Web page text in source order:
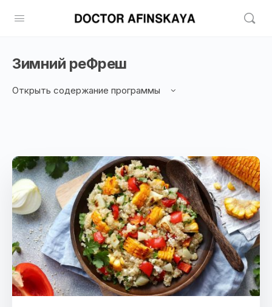
Зимний реФреш
Открыть содержание программы